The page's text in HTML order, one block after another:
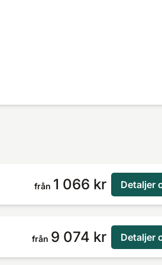
från 1 066 kr Detaljer
från 9 074 kr Detaljer